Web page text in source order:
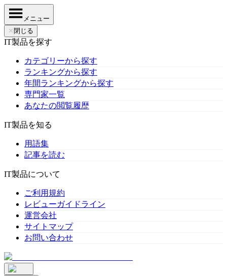
メニュー
✕ 閉じる
IT製品を探す
カテゴリーから探す
ランキングから探す
年間ランキングから探す
専門家一覧
あなたの閲覧履歴
IT製品を知る
用語集
記事を読む
IT製品について
ご利用規約
レビューガイドライン
運営会社
サイトマップ
お問い合わせ